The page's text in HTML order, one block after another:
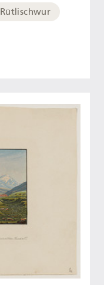
Rütlischwur